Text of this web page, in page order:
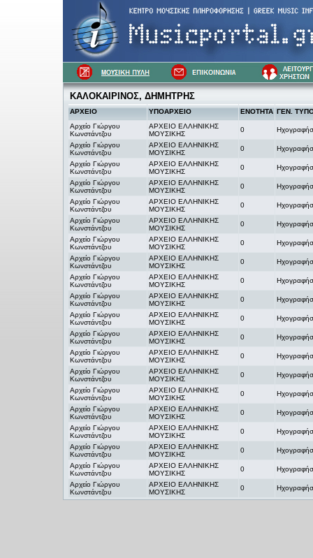
ΚΑΛΟΚΑΙΡΙΝΟΣ, ΔΗΜΗΤΡΗΣ
ΑΡΧΕΙΟ ΥΠΟΑΡΧΕΙΟ ΕΝΟΤΗΤΑ ΓΕΝ.
Αρχείο Γιώργου
Κωνστάντζου
ΑΡΧΕΙΟ ΕΛΛΗΝΙΚΗΣ
ΜΟΥΣΙΚΗΣ
0
Αρχείο Γιώργου
Κωνστάντζου
ΑΡΧΕΙΟ ΕΛΛΗΝΙΚΗΣ
ΜΟΥΣΙΚΗΣ
0
Αρχείο Γιώργου
Κωνστάντζου
ΑΡΧΕΙΟ ΕΛΛΗΝΙΚΗΣ
ΜΟΥΣΙΚΗΣ
0
Αρχείο Γιώργου
Κωνστάντζου
ΑΡΧΕΙΟ ΕΛΛΗΝΙΚΗΣ
ΜΟΥΣΙΚΗΣ
0
Αρχείο Γιώργου
Κωνστάντζου
ΑΡΧΕΙΟ ΕΛΛΗΝΙΚΗΣ
ΜΟΥΣΙΚΗΣ
0
Αρχείο Γιώργου
Κωνστάντζου
ΑΡΧΕΙΟ ΕΛΛΗΝΙΚΗΣ
ΜΟΥΣΙΚΗΣ
0
Αρχείο Γιώργου
Κωνστάντζου
ΑΡΧΕΙΟ ΕΛΛΗΝΙΚΗΣ
ΜΟΥΣΙΚΗΣ
0
Αρχείο Γιώργου
Κωνστάντζου
ΑΡΧΕΙΟ ΕΛΛΗΝΙΚΗΣ
ΜΟΥΣΙΚΗΣ
0
Αρχείο Γιώργου
Κωνστάντζου
ΑΡΧΕΙΟ ΕΛΛΗΝΙΚΗΣ
ΜΟΥΣΙΚΗΣ
0
Αρχείο Γιώργου
Κωνστάντζου
ΑΡΧΕΙΟ ΕΛΛΗΝΙΚΗΣ
ΜΟΥΣΙΚΗΣ
0
Αρχείο Γιώργου
Κωνστάντζου
ΑΡΧΕΙΟ ΕΛΛΗΝΙΚΗΣ
ΜΟΥΣΙΚΗΣ
0
Αρχείο Γιώργου
Κωνστάντζου
ΑΡΧΕΙΟ ΕΛΛΗΝΙΚΗΣ
ΜΟΥΣΙΚΗΣ
0
Αρχείο Γιώργου
Κωνστάντζου
ΑΡΧΕΙΟ ΕΛΛΗΝΙΚΗΣ
ΜΟΥΣΙΚΗΣ
0
Αρχείο Γιώργου
Κωνστάντζου
ΑΡΧΕΙΟ ΕΛΛΗΝΙΚΗΣ
ΜΟΥΣΙΚΗΣ
0
Αρχείο Γιώργου
Κωνστάντζου
ΑΡΧΕΙΟ ΕΛΛΗΝΙΚΗΣ
ΜΟΥΣΙΚΗΣ
0
Αρχείο Γιώργου
Κωνστάντζου
ΑΡΧΕΙΟ ΕΛΛΗΝΙΚΗΣ
ΜΟΥΣΙΚΗΣ
0
Αρχείο Γιώργου
Κωνστάντζου
ΑΡΧΕΙΟ ΕΛΛΗΝΙΚΗΣ
ΜΟΥΣΙΚΗΣ
0
Αρχείο Γιώργου
Κωνστάντζου
ΑΡΧΕΙΟ ΕΛΛΗΝΙΚΗΣ
ΜΟΥΣΙΚΗΣ
0
Αρχείο Γιώργου
Κωνστάντζου
ΑΡΧΕΙΟ ΕΛΛΗΝΙΚΗΣ
ΜΟΥΣΙΚΗΣ
0
Αρχείο Γιώργου
Κωνστάντζου
ΑΡΧΕΙΟ ΕΛΛΗΝΙΚΗΣ
ΜΟΥΣΙΚΗΣ
0